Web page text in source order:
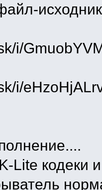
i/
i/
Lite кодеки